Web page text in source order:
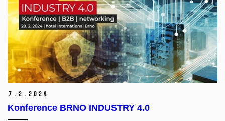
7. 2. 2024
Konference BRNO INDUSTRY 4.0